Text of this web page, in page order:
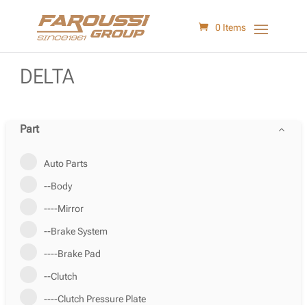
0 Items
DELTA
Part
Auto Parts
--Body
----Mirror
--Brake System
----Brake Pad
--Clutch
----Clutch Pressure Plate